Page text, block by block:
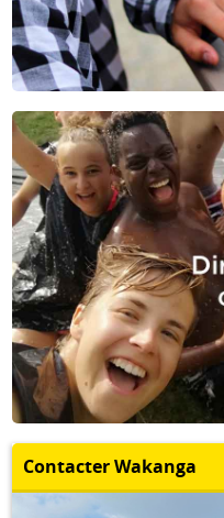
Contacter Wakanga